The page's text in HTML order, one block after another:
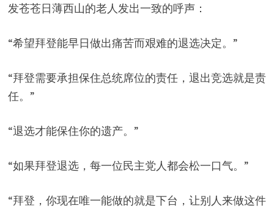
发苍苍日薄西山的老人发出一致的呼声：
“希望拜登能早日做出痛苦而艰难的退选决定。”
“拜登需要承担保住总统席位的责任，退出竞选就是责
任。”
“退选才能保住你的遗产。”
“如果拜登退选，每一位民主党人都会松一口气。”
“拜登，你现在唯一能做的就是下台，让别人来做这件